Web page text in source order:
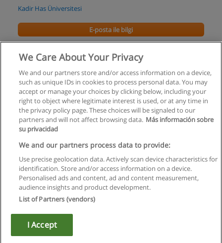
Kadir Has Üniversitesi
E-posta ile bilgi
Yönetim Bilişim Sistemleri Yüksek Lisans
E-posta ile bilgi
Kullanım koşulları
Gizlilik politikası
İletişim Educaedu
Copyright © Educaedu Business S.L. - CIF : B-95610580: -
We Care About Your Privacy
We and our partners store and/or access information on a device,
such as unique IDs in cookies to process personal data. You may
accept or manage your choices by clicking below, including your
right to object where legitimate interest is used, or at any time in
the privacy policy page. These choices will be signaled to our
partners and will not affect browsing data. Más información sobre
su privacidad
We and our partners process data to provide:
Use precise geolocation data. Actively scan device characteristics for
identification. Store and/or access information on a device.
Personalised ads and content, ad and content measurement,
audience insights and product development.
List of Partners (vendors)
I Accept